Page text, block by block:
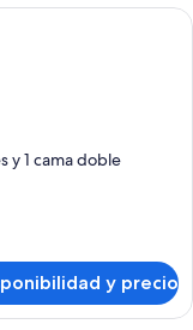
hipoalergénica y caja
y 1 cama doble
y precio